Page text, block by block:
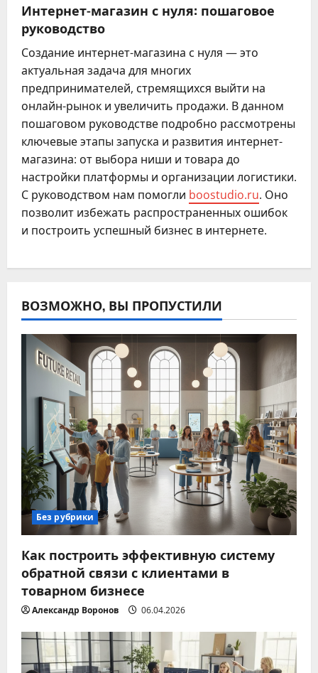
Интернет-магазин с нуля: пошаговое
руководство
Создание интернет-магазина с нуля — это
актуальная задача для многих
предпринимателей, стремящихся выйти на
онлайн-рынок и увеличить продажи. В данном
пошаговом руководстве подробно рассмотрены
ключевые этапы запуска и развития интернет-
магазина: от выбора ниши и товара до
настройки платформы и организации логистики.
С руководством нам помогли boostudio.ru. Оно
позволит избежать распространенных ошибок
и построить успешный бизнес в интернете.
ВОЗМОЖНО, ВЫ ПРОПУСТИЛИ
Без рубрики
Как построить эффективную систему
обратной связи с клиентами в
товарном бизнесе
Александр Воронов 06.04.2026